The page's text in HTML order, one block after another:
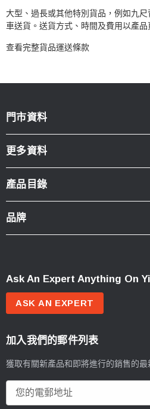
大型、過長或其他特別貨品，例如九
車送貨。送貨方式、時間及費用以產品
查看完整貨品運送條款
門市資料
更多資料
產品目錄
品牌
Ask An Expert Anything On
ASK AN EXPERT
加入我們的郵件列表
獲取有關新產品和即將進行的銷售的最
郵